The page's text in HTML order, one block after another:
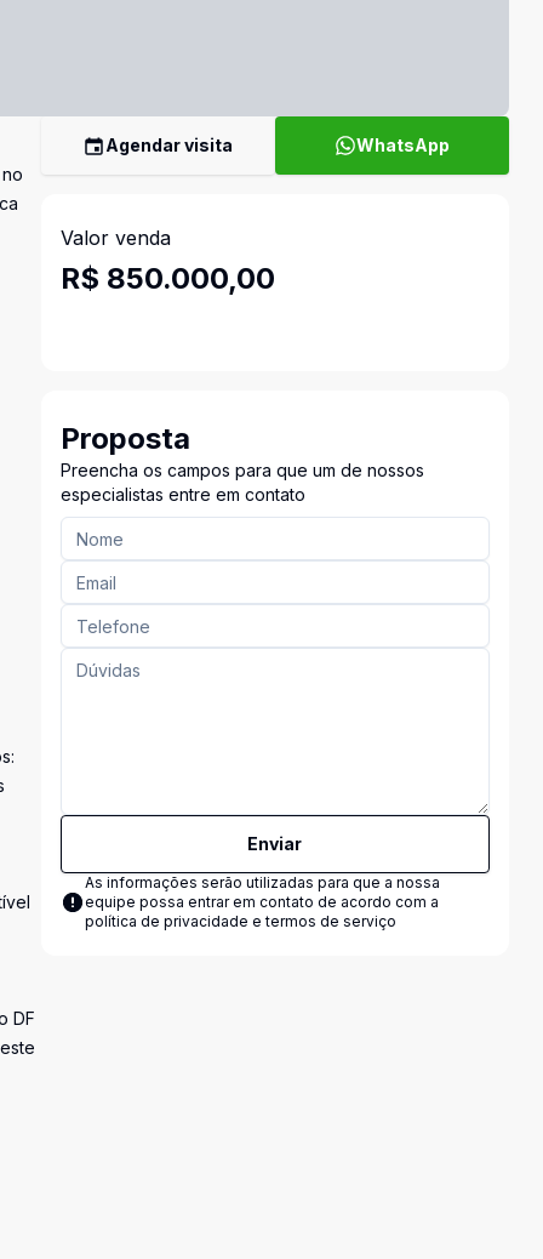
DF
Agendar visita WhatsApp
Valor venda
R$ 850.000,00
Proposta
Preencha os campos para que um de nossos
especialistas entre em contato
Enviar
As informações serão utilizadas para que a nossa
equipe possa entrar em contato de acordo com a
política de privacidade e termos de serviço